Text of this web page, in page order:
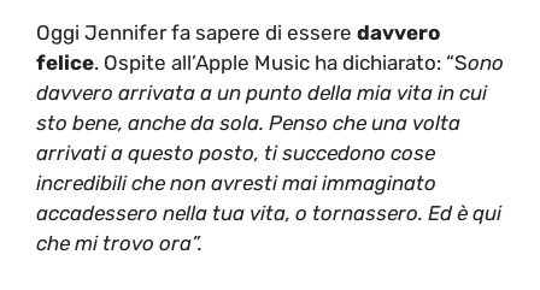
Oggi Jennifer fa sapere di essere davvero
felice. Ospite all’Apple Music ha dichiarato: “Sono
davvero arrivata a un punto della mia vita in cui
sto bene, anche da sola. Penso che una volta
arrivati a questo posto, ti succedono cose
incredibili che non avresti mai immaginato
accadessero nella tua vita, o tornassero. Ed è qui
che mi trovo ora”.